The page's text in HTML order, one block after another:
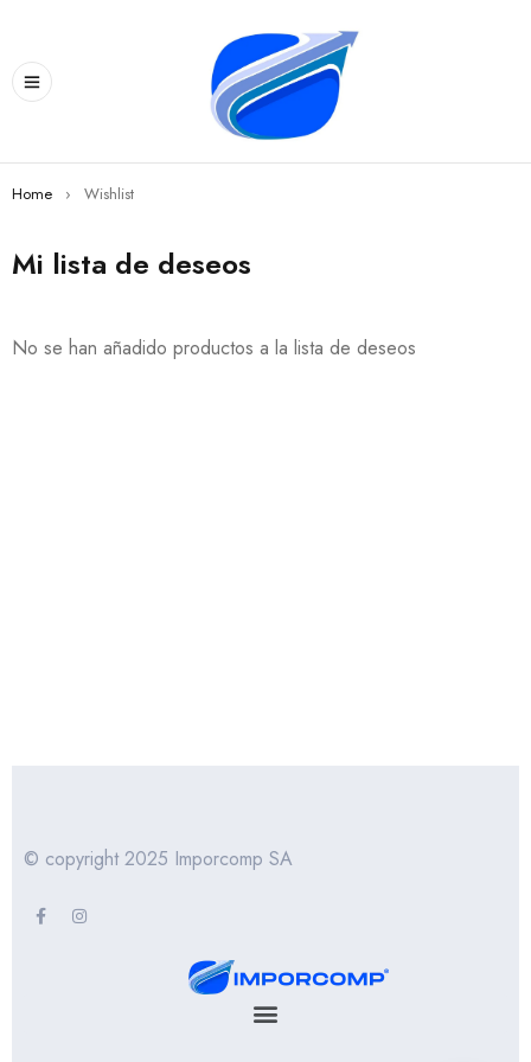
Home › Wishlist
Mi lista de deseos
No se han añadido productos a la lista de deseos
© copyright 2025 Imporcomp SA